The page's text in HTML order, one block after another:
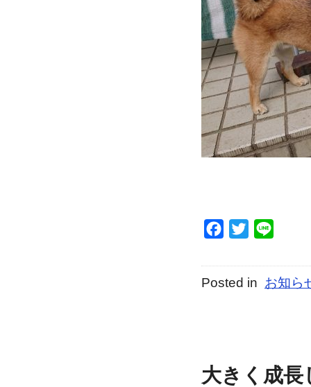
Facebook
Twitter
Posted in お知ら
大きく成